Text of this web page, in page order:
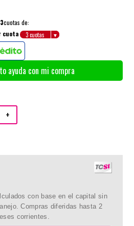
3cuotas de:
cuota
ayuda con mi compra
+
con base en el capital sin
Compras diferidas hasta 2
corrientes.